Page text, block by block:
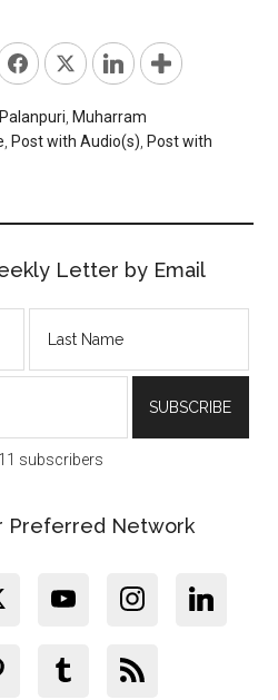
,Muharram
,Post with Audio(s) ,Post with
Letter by Email
subscribers
Preferred Network